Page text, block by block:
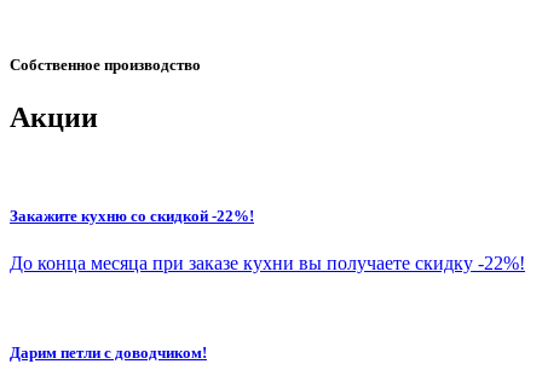
Собственное производство
Акции
Закажите кухню со скидкой -22%!
До конца месяца при заказе кухни вы получаете скидку -22%!
Дарим петли с доводчиком!